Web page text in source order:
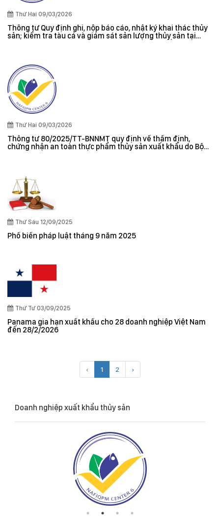
Thứ Hai 09/03/2026
Thông tư Quy định ghi, nộp báo cáo, nhật ký khai thác thủy
sản; kiểm tra tàu cá và giám sát sản lượng thủy sản tại
Thứ Hai 09/03/2026
Thông tư 80/2025/TT-BNNMT quy định về thẩm định,
chứng nhận an toàn thực phẩm thủy sản xuất khẩu do Bộ
Thứ Sáu 12/09/2025
Phổ biến pháp luật tháng 9 năm 2025
Thứ Tư 03/09/2025
Panama gia hạn xuất khẩu cho 28 doanh nghiệp Việt Nam
đến 28/2/2026
‹ 1 2 ›
Doanh nghiệp xuất khẩu thủy sản